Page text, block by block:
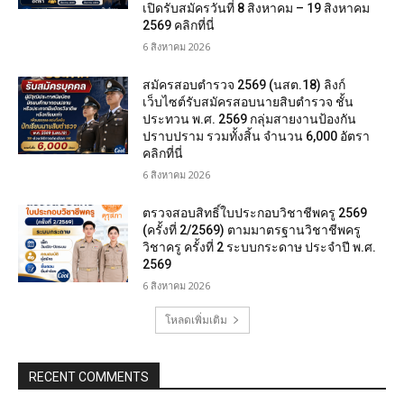
เปิดรับสมัครวันที่ 8 สิงหาคม – 19 สิงหาคม
2569 คลิกที่นี่
6 สิงหาคม 2026
สมัครสอบตํารวจ 2569 (นสต.18) ลิงก์
เว็บไซต์รับสมัครสอบนายสิบตำรวจ ชั้น
ประทวน พ.ศ. 2569 กลุ่มสายงานป้องกัน
ปราบปราม รวมทั้งสิ้น จำนวน 6,000 อัตรา
คลิกที่นี่
6 สิงหาคม 2026
ตรวจสอบสิทธิ์ใบประกอบวิชาชีพครู 2569
(ครั้งที่ 2/2569) ตามมาตรฐานวิชาชีพครู
วิชาครู ครั้งที่ 2 ระบบกระดาษ ประจำปี พ.ศ.
2569
6 สิงหาคม 2026
โหลดเพิ่มเติม
RECENT COMMENTS